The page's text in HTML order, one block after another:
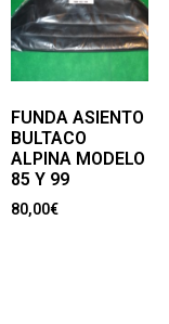
FUNDA ASIENTO
BULTACO
ALPINA MODELO
85 Y 99
80,00€